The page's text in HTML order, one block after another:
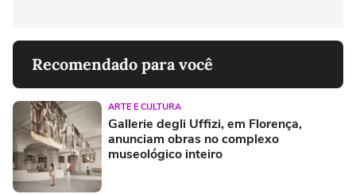
Recomendado para você
ARTE E CULTURA
Gallerie degli Uffizi, em Florença,
anunciam obras no complexo
museológico inteiro